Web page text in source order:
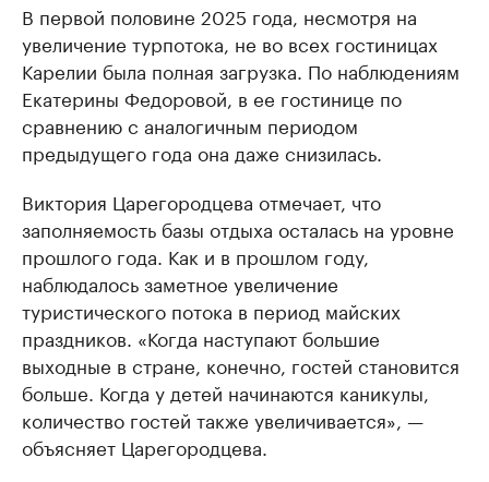
В первой половине 2025 года, несмотря на
увеличение турпотока, не во всех гостиницах
Карелии была полная загрузка. По наблюдениям
Екатерины Федоровой, в ее гостинице по
сравнению с аналогичным периодом
предыдущего года она даже снизилась.
Виктория Царегородцева отмечает, что
заполняемость базы отдыха осталась на уровне
прошлого года. Как и в прошлом году,
наблюдалось заметное увеличение
туристического потока в период майских
праздников. «Когда наступают большие
выходные в стране, конечно, гостей становится
больше. Когда у детей начинаются каникулы,
количество гостей также увеличивается», —
объясняет Царегородцева.